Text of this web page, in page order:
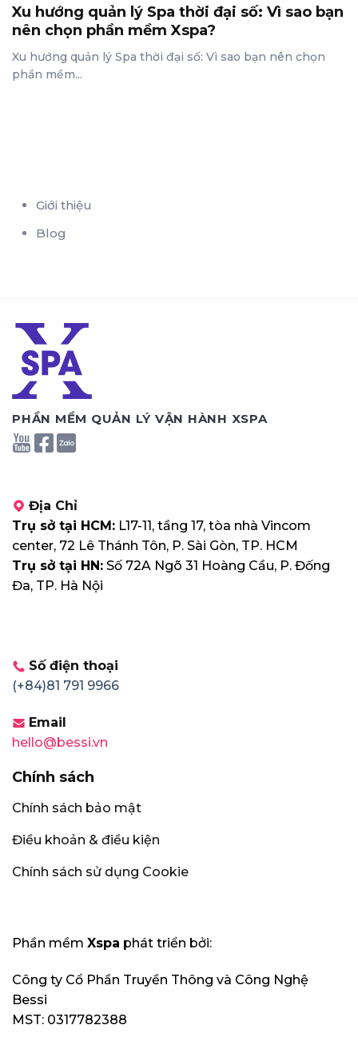
Xu hướng quản lý Spa thời đại số: Vì sao bạn
nên chọn phần mềm Xspa?
Xu hướng quản lý Spa thời đại số: Vì sao bạn nên chọn
phần mềm...
Giới thiệu
Blog
PHẦN MỀM QUẢN LÝ VẬN HÀNH XSPA
Địa Chỉ
Trụ sở tại HCM: L17-11, tầng 17, tòa nhà Vincom
center, 72 Lê Thánh Tôn, P. Sài Gòn, TP. HCM
Trụ sở tại HN: Số 72A Ngõ 31 Hoàng Cầu, P. Đống
Đa, TP. Hà Nội
Số điện thoại
(+84)81 791 9966
Email
hello@bessi.vn
Chính sách
Chính sách bảo mật
Điều khoản & điều kiện
Chính sách sử dụng Cookie
Phần mềm Xspa phát triển bởi:
Công ty Cổ Phần Truyền Thông và Công Nghệ
Bessi
MST: 0317782388